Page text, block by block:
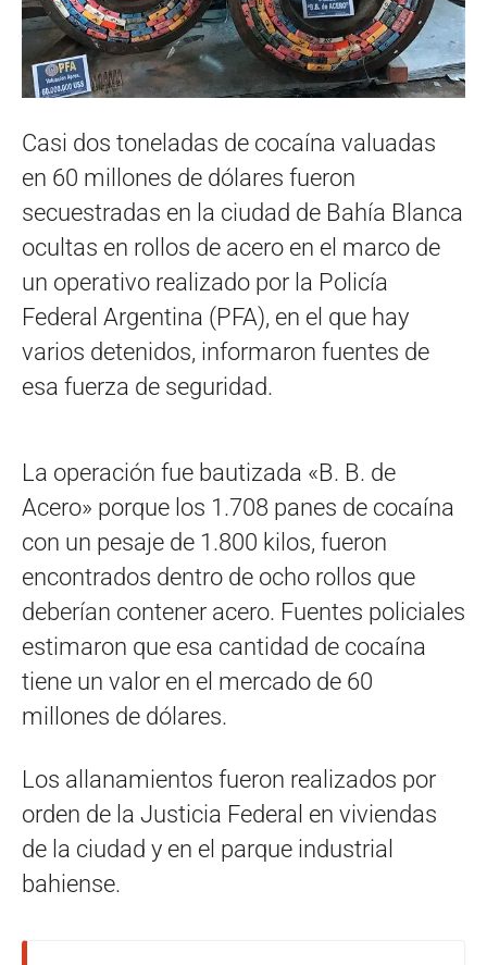
Casi dos toneladas de cocaína valuadas
en 60 millones de dólares fueron
secuestradas en la ciudad de Bahía Blanca
ocultas en rollos de acero en el marco de
un operativo realizado por la Policía
Federal Argentina (PFA), en el que hay
varios detenidos, informaron fuentes de
esa fuerza de seguridad.
La operación fue bautizada «B. B. de
Acero» porque los 1.708 panes de cocaína
con un pesaje de 1.800 kilos, fueron
encontrados dentro de ocho rollos que
deberían contener acero. Fuentes policiales
estimaron que esa cantidad de cocaína
tiene un valor en el mercado de 60
millones de dólares.
Los allanamientos fueron realizados por
orden de la Justicia Federal en viviendas
de la ciudad y en el parque industrial
bahiense.